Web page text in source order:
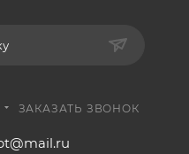
ЗАКАЗАТЬ ЗВОНОК